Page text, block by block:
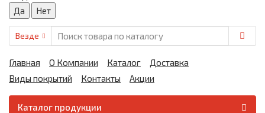
Везде
Главная О Компании Каталог
Доставка
Виды покрытий
Контакты Акции
Каталог продукции